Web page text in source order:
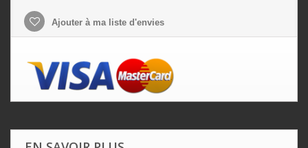
Ajouter à ma liste d'envies